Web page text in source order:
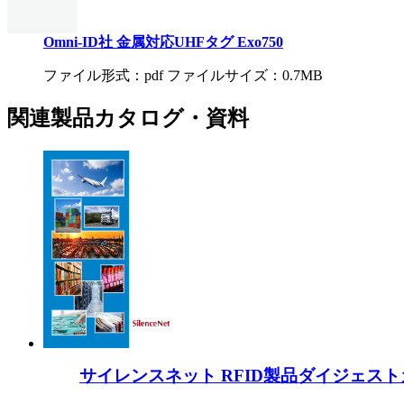
Omni-ID社 金属対応UHFタグ Exo750
ファイル形式：pdf ファイルサイズ：0.7MB
関連製品カタログ・資料
サイレンスネット RFID製品ダイジェス